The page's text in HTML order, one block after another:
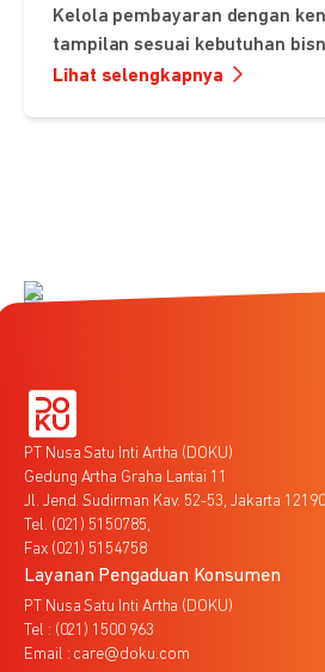
Kelola pembayaran dengan
tampilan sesuai kebutuhan
Lihat selengkapnya
PT Nusa Satu Inti Artha (DOKU)
Gedung Artha Graha Lantai 11
Jl. Jend. Sudirman Kav. 52-53, Jakarta 12190
Tel. (021) 5150785,
Fax (021) 5154758
Layanan Pengaduan Konsumen
PT Nusa Satu Inti Artha (DOKU)
Tel : (021) 1500 963
Email : care@doku.com